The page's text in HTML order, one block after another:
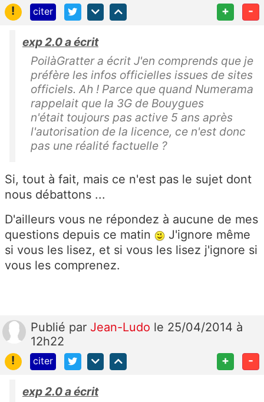
!
citer + -
exp 2.0 a écrit
PoilàGratter a écrit J'en comprends que je
préfère les infos officielles issues de sites
officiels. Ah ! Parce que quand Numerama
rappelait que la 3G de Bouygues
n'était toujours pas active 5 ans après
l'autorisation de la licence, ce n'est donc
pas une réalité factuelle ?
Si, tout à fait, mais ce n'est pas le sujet dont
nous débattons ...
D'ailleurs vous ne répondez à aucune de mes
questions depuis ce matin
J'ignore même
si vous les lisez, et si vous les lisez j'ignore si
vous les comprenez.
Publié par Jean-Ludo le 25/04/2014 à
12h22
!
citer + -
exp 2.0 a écrit